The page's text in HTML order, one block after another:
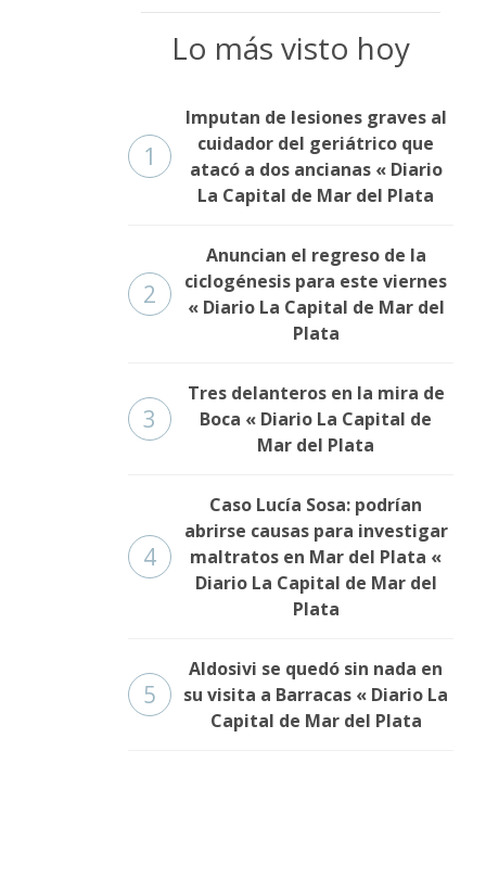
Lo más visto hoy
1
Imputan de lesiones graves al
cuidador del geriátrico que
atacó a dos ancianas « Diario
La Capital de Mar del Plata
2
Anuncian el regreso de la
ciclogénesis para este viernes
« Diario La Capital de Mar del
Plata
3
Tres delanteros en la mira de
Boca « Diario La Capital de
Mar del Plata
4
Caso Lucía Sosa: podrían
abrirse causas para investigar
maltratos en Mar del Plata «
Diario La Capital de Mar del
Plata
5
Aldosivi se quedó sin nada en
su visita a Barracas « Diario La
Capital de Mar del Plata